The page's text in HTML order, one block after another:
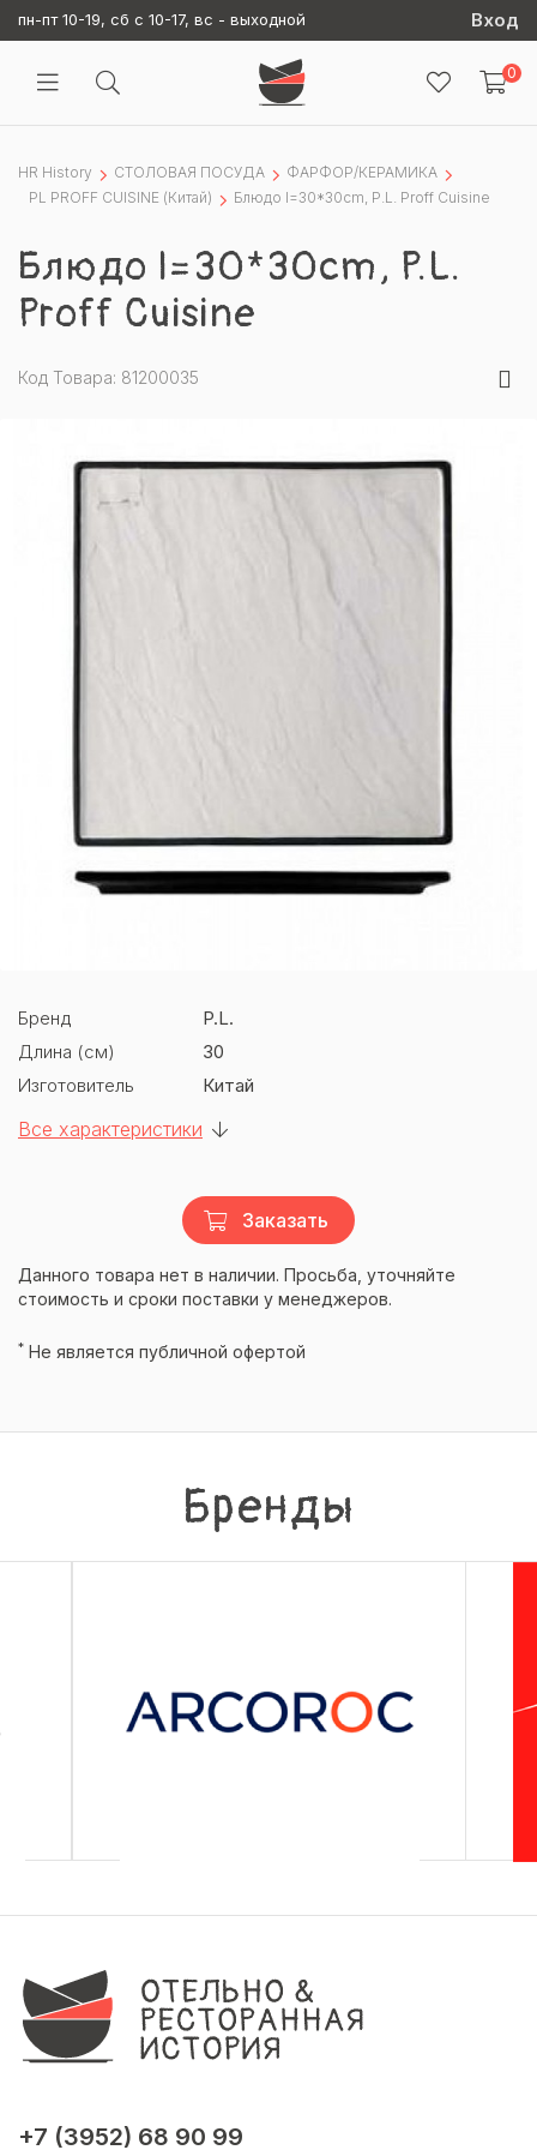
пн-пт 10-19, сб с 10-17, вс - выходной Вход
0
HR History СТОЛОВАЯ ПОСУДА
ФАРФОР/КЕРАМИКА
PL PROFF CUISINE (Китай)
Блюдо l=30*30cm, P.L. Proff Cuisine
Блюдо l=30*30cm, P.L.
Proff Cuisine
Код Товара: 81200035
Бренд
P.L.
Длина (см)
30
Изготовитель
Китай
Все характеристики
Заказать
Данного товара нет в наличии. Просьба, уточняйте
стоимость и сроки поставки у менеджеров.
* Не является публичной офертой
Бренды
+7 (3952) 68 90 99